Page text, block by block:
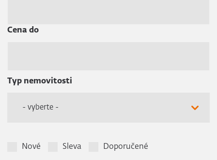
Cena do
Typ nemovitosti
- vyberte -
Nové Sleva Doporučené